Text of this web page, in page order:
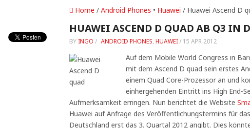
Home / Android Phones • Huawei / Huawei Ascend D
HUAWEI ASCEND D QUAD AB Q3 IN
BY INGO / ANDROID PHONES, HUAWEI/ 15 APR 2012
Auf dem Mobile World Congress in
mit dem Ascend D quad sein erstes
einem Quad Core-Prozessor an und
einhergehenden Eintritt ins High End-
Aufmerksamkeit erringen. Nun berichtet die Website
Huawei auf Anfrage des Veröffentlichungstermins für das
Deutschland erst das 3. Quartal 2012 angibt. Dies